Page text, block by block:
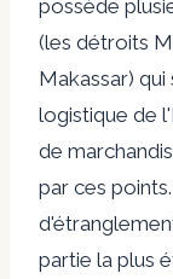
possède
(les détroits
Makassar) qui
logistique de
de
par ces
partie la plus